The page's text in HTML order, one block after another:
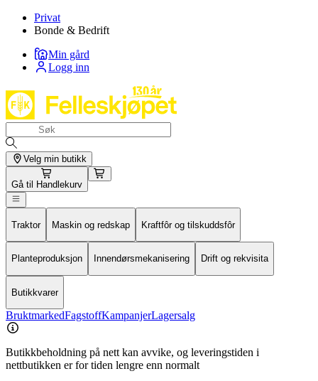
Privat
Bonde & Bedrift
Min gård
Logg inn
Velg min butikk
Gå til Handlekurv
Traktor Maskin og redskap Kraftfôr og tilskuddsfôr
Planteproduksjon Innendørsmekanisering Drift og rekvisita
Butikkvarer
BruktmarkedFagstoffKampanjerLagersalg
Butikkbeholdning på nett kan avvike, og leveringstiden i
nettbutikken er for tiden lengre enn normalt